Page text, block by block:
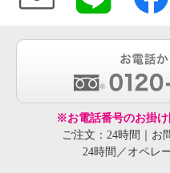
※お電話番号のお掛け
ご注文：24時間｜お
24時間／オペレ